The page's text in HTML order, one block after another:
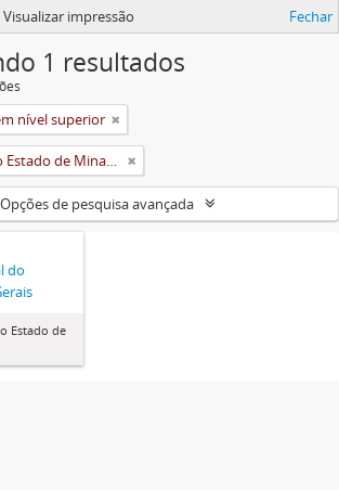
Visualizar impressão Fechar
1 resultados
nível superior
Universidade Rural do Estado de Minas Gerais (Uremg)
Opções de pesquisa avançada
do
Estado de